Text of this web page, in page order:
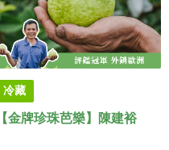
冷藏
【金牌珍珠芭樂】陳建裕